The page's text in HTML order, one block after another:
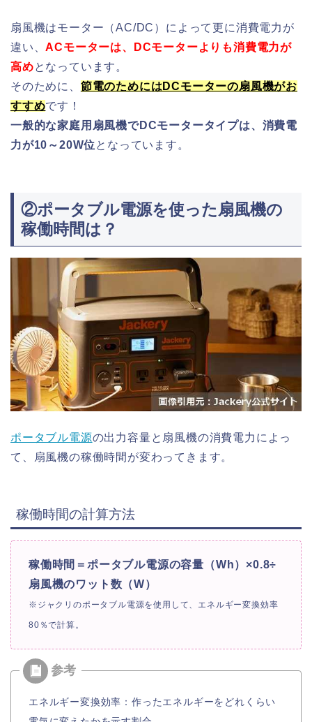
扇風機はモーター（AC/DC）によって更に消費電力が
違い、ACモーターは、DCモーターよりも消費電力が
高めとなっています。
そのために、 節電のためにはDCモーターの扇風機がお
すすめです！
一般的な家庭用扇風機でDCモータータイプは、消費電
力が10～20W位となっています。
②ポータブル電源を使った扇風機の
稼働時間は？
ポータブル電源の出力容量と扇風機の消費電力によっ
て、扇風機の稼働時間が変わってきます。
稼働時間の計算方法
稼働時間＝ポータブル電源の容量（Wh）×0.8÷
扇風機のワット数（W）
※ジャクリのポータブル電源を使用して、 エネルギー変換効率
80％で計算。
エネルギー変換効率：作ったエネルギーをどれくらい